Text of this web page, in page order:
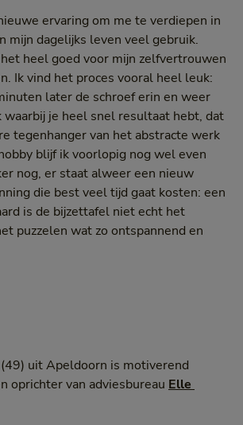
ervaring om me te verdiepen in
mijn dagelijks leven veel gebruik.
heel goed voor mijn zelfvertrouwen
Ik vind het proces vooral heel leuk:
later de schroef erin en weer
je heel snel resultaat hebt, dat
tegenhanger van het abstracte werk
blijf ik voorlopig nog wel even
nog, er staat alweer een nieuw
die best veel tijd gaat kosten: een
is de bijzettafel niet echt het
puzzelen wat zo ontspannend en
uit Apeldoorn is motiverend
oprichter van adviesbureau Elle